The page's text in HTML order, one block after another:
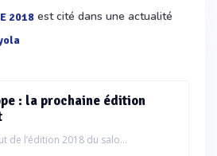
2018 est cité dans une actualité
: la prochaine édition
de l’édition 2018 du salo...